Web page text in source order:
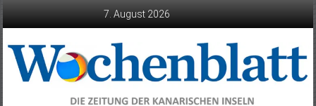
7. August 2026